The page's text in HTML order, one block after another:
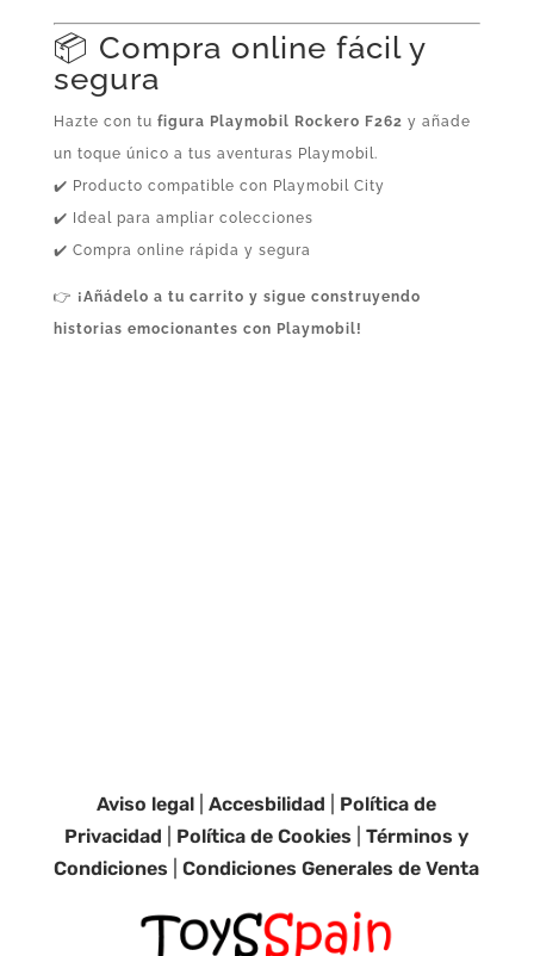
📦 Compra online fácil y
segura
Hazte con tu figura Playmobil Rockero F262 y añade
un toque único a tus aventuras Playmobil.
✔️ Producto compatible con Playmobil City
✔️ Ideal para ampliar colecciones
✔️ Compra online rápida y segura
👉 ¡Añádelo a tu carrito y sigue construyendo
historias emocionantes con Playmobil!
Aviso legal |Accesbilidad
Política de
Privacidad
Política de Cookies |Términos y
Condiciones |Condiciones Generales de Venta